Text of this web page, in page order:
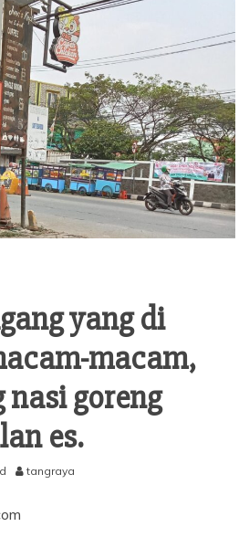
yang di
macam,
goreng
es.
tangraya